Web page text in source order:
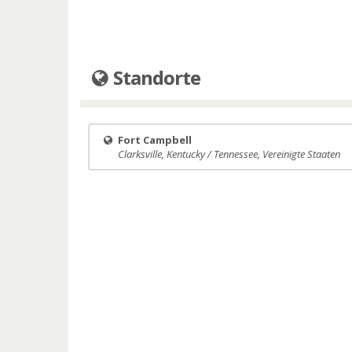
Standorte
Fort Campbell
Clarksville, Kentucky / Tennessee, Vereinigte Staaten